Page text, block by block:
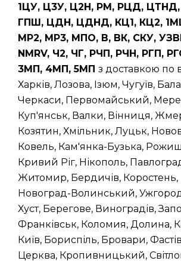
1ЦУ, Ц3У, Ц2Н, РМ, РЦД, ЦТНД,
ГПШ, ЦДН, ЦДНД, КЦ1, КЦ2,
МР2, МР3, МПО, В, ВК, СКУ,
NMRV, Ч2, ЧГ, РЧП, РЧН, РГП,
3МП, 4МП, 5МП з доставкою по
Харків, Лозова, Ізюм, Чугуїв,
Черкаси, Первомайський,
Куп'янськ, Валки, Вінниця,
Козятин, Хмільник, Луцьк,
Ковель, Кам'янка-Бузька,
Кривий Ріг, Нікополь,
Житомир, Бердичів,
Новоград-Волинський,
Хуст, Берегове, Виноградів,
Франківськ, Коломия, Долина,
Київ, Бориспіль, Бровари,
Церква, Кропивницький,